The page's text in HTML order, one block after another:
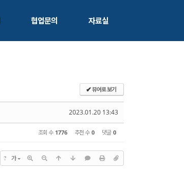
협업문의 자료실
✔뷰어로 보기
2023.01.20 13:43
조회 수 1776 추천 수 0 댓글 0
? 가